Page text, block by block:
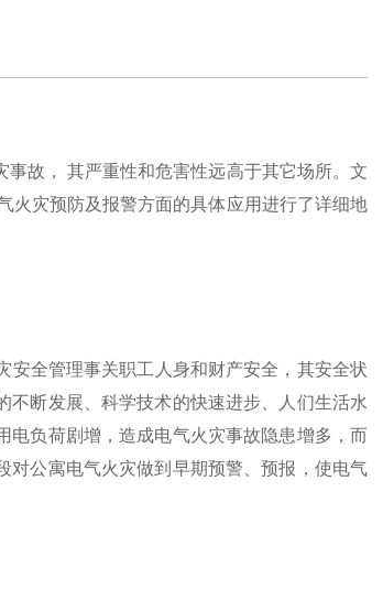
故， 其严重性和危害性远高于其它场所。文
火灾预防及报警方面的具体应用进行了详细地
全管理事关职工人身和财产安全，其安全状
不断发展、科学技术的快速进步、人们生活水
电负荷剧增，造成电气火灾事故隐患增多，而
对公寓电气火灾做到早期预警、预报，使电气